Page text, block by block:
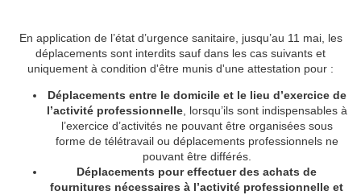
En application de l’état d’urgence sanitaire, jusqu’au 11 mai, les
déplacements sont interdits sauf dans les cas suivants et
uniquement à condition d'être munis d'une attestation pour :
Déplacements entre le domicile et le lieu d’exercice de
l’activité professionnelle, lorsqu’ils sont indispensables à
l’exercice d’activités ne pouvant être organisées sous
forme de télétravail ou déplacements professionnels ne
pouvant être différés.
Déplacements pour effectuer des achats de
fournitures nécessaires à l’activité professionnelle et